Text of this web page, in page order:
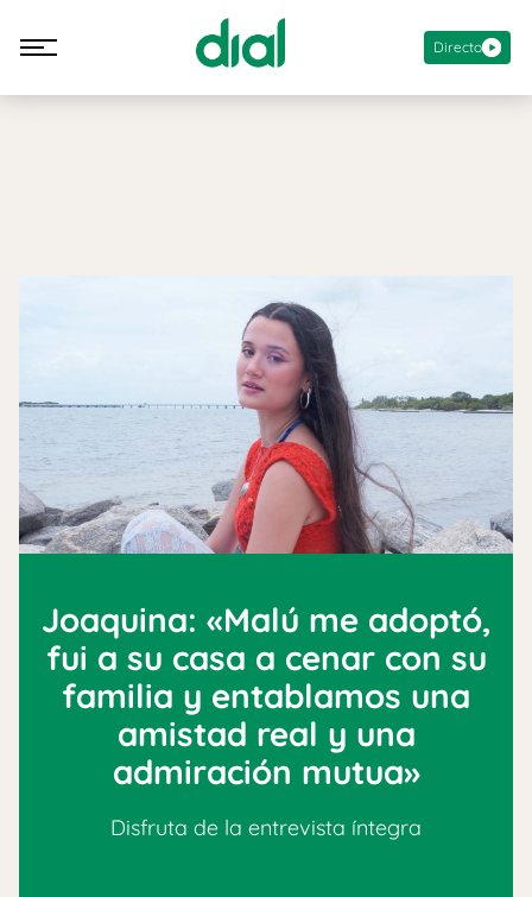
Directo
Joaquina: «Malú me adoptó,
fui a su casa a cenar con su
familia y entablamos una
amistad real y una
admiración mutua»
Disfruta de la entrevista íntegra